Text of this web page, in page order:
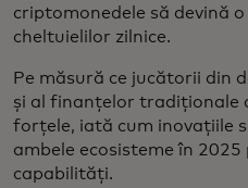
criptomonedele să devină
cheltuielilor zilnice.
Pe măsură ce jucătorii din
și al finanțelor tradiționale
forțele, iată cum inovațiile
ambele ecosisteme în
capabilități.